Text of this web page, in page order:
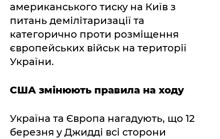
американського тиску на Київ з
питань демілітаризації та
категорично проти розміщення
європейських військ на території
України.
США змінюють правила на ходу
Україна та Європа нагадують, що 12
березня у Джидді всі сторони